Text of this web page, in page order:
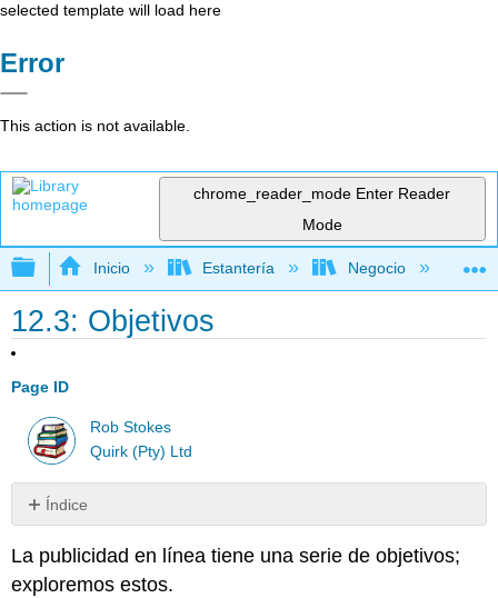
selected template will load here
Error
This action is not available.
chrome_reader_mode Enter Reader
Mode
Expandir/contraer jerarquía global
Inicio Estantería Negocio
12.3: Objetivos
Page ID
Rob Stokes
Quirk (Pty) Ltd
Índice
conciencia
de
La publicidad en línea tiene una serie de objetivos;
exploremos estos.